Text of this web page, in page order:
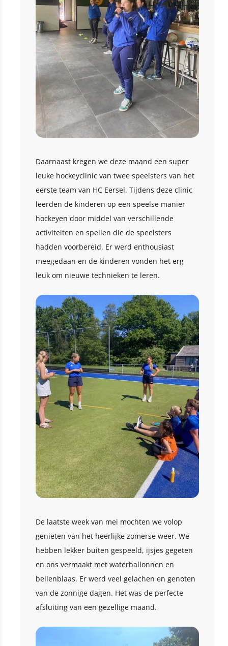
Daarnaast kregen we deze maand een super
leuke hockeyclinic van twee speelsters van het
eerste team van HC Eersel. Tijdens deze clinic
leerden de kinderen op een speelse manier
hockeyen door middel van verschillende
activiteiten en spellen die de speelsters
hadden voorbereid. Er werd enthousiast
meegedaan en de kinderen vonden het erg
leuk om nieuwe technieken te leren.
De laatste week van mei mochten we volop
genieten van het heerlijke zomerse weer. We
hebben lekker buiten gespeeld, ijsjes gegeten
en ons vermaakt met waterballonnen en
bellenblaas. Er werd veel gelachen en genoten
van de zonnige dagen. Het was de perfecte
afsluiting van een gezellige maand.